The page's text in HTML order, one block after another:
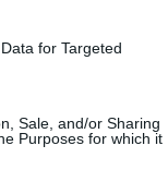
for Targeted
Sale, and/or Sharing
Purposes for which it